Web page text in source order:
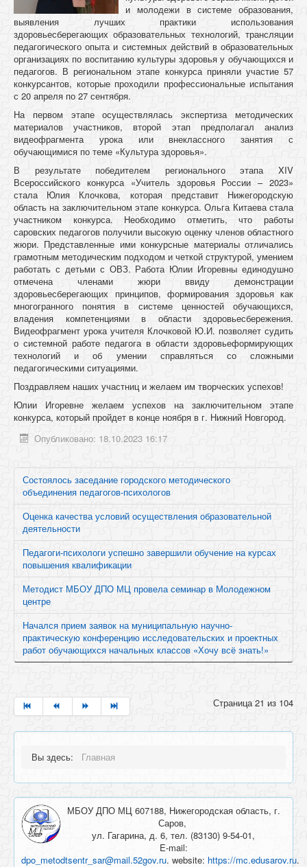
и молодежи в системе образования,
выявления лучших практики использования
здоровьесберегающих образовательных технологий, трансляции
педагогического опыта и системных действий в образовательных
организациях по воспитанию культуры здоровья у обучающихся и
педагогов. В региональном этапе конкурса приняли участие 57
конкурсантов, которые проходили профессиональные испытания
с 20 апреля по 27 сентября.
На первом этапе осуществлялась экспертиза методических
материалов участников, второй этап предполагал анализ
видеофрагмента урока или внеклассного занятия с
обучающимися по теме «Культура здоровья».
В результате победителем регионального этапа XIV
Всероссийского конкурса «Учитель здоровья России – 2023»
стала Юлия Клочкова, которая представит Нижегородскую
область на заключительном этапе конкурса. Ольга Китаева стала
участником конкурса. Необходимо отметить, что работы
саровских педагогов получили высокую оценку членов областного
жюри. Представленные ими конкурсные материалы отличались
грамотным методическим подходом и четкой структурой, умением
работать с детьми с ОВЗ. Работа Юлии Игоревны единодушно
отмечена членами жюри ввиду демонстрации
здоровьесберегающих принципов, формирования здоровья как
многогранного понятия в системе ценностей обучающихся,
владения компетенциями в области здоровьесбережения.
Видеофрагмент урока учителя Клочковой Ю.И. позволяет судить
о системной работе педагога в области здоровьеформирующих
технологий и об умении справляться со сложными
педагогическими ситуациями.
Поздравляем наших участниц и желаем им творческих успехов!
Юлии Игоревне желаем успехов на заключительном этапе
конкурса, который пройдет в конце ноября в г. Нижний Новгород.
Опубликовано: 18.10.2023 16:17
Состоялось заседание городского методического
объединения педагогов-психологов
Оценка качества условий осуществления образовательной
деятельности
Педагоги-психологи успешно завершили обучение на курсах
повышения квалификации
Методист МБОУ ДПО МЦ провела семинар в Молодежном
центре
Начался прием заявок на муниципальную научно-
практическую конференцию исследовательских и проектных
работ обучающихся начальных классов «Хочу всё знать!»
Страница 21 из 104
Вы здесь: Главная
МБОУ ДПО МЦ 607188, Нижегородская область, г.
Саров,
ул. Гагарина, д. 6, тел. (83130) 9-54-01,
E-mail:
dpo_metodtsentr_sar@mail.52gov.ru. website: https://mc.edusarov.ru.